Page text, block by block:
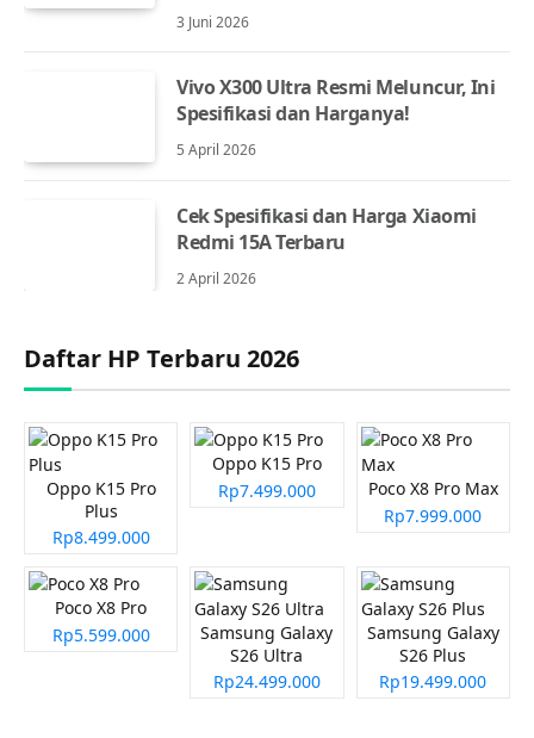
3 Juni 2026
Vivo X300 Ultra Resmi Meluncur, Ini
Spesifikasi dan Harganya!
5 April 2026
Cek Spesifikasi dan Harga Xiaomi
Redmi 15A Terbaru
2 April 2026
Daftar HP Terbaru 2026
Oppo K15 Pro
Plus
Rp8.499.000
Oppo K15 Pro
Rp7.499.000
Poco X8 Pro Max
Rp7.999.000
Poco X8 Pro
Rp5.599.000
Samsung Galaxy
S26 Ultra
Rp24.499.000
Samsung Galaxy
S26 Plus
Rp19.499.000